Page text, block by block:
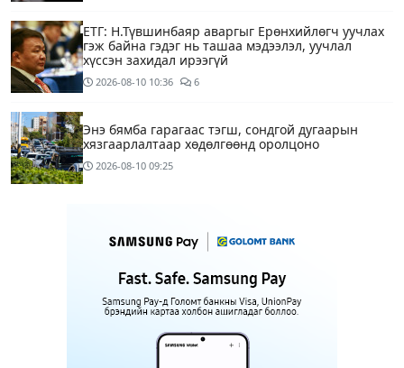
ЕТГ: Н.Түвшинбаяр аваргыг Ерөнхийлөгч уучлах
гэж байна гэдэг нь ташаа мэдээлэл, уучлал
хүссэн захидал ирээгүй
2026-08-10 10:36 6
Энэ бямба гарагаас тэгш, сондгой дугаарын
хязгаарлалтаар хөдөлгөөнд оролцоно
2026-08-10 09:25
Нийслэлийн цэцэрлэгийн цахим бүртгэл эхэллээ
2026-08-10 09:20 1
Хүүхдээ цэцэрлэгт бүртгүүлэхдээ юуг анхаарах вэ
14 цагийн өмнө